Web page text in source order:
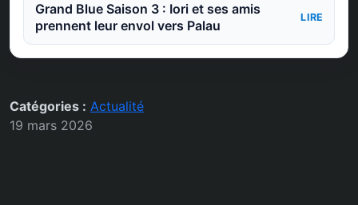
Grand Blue Saison 3 : Iori et ses amis
prennent leur envol vers Palau
LIRE
Catégories : Actualité
19 mars 2026